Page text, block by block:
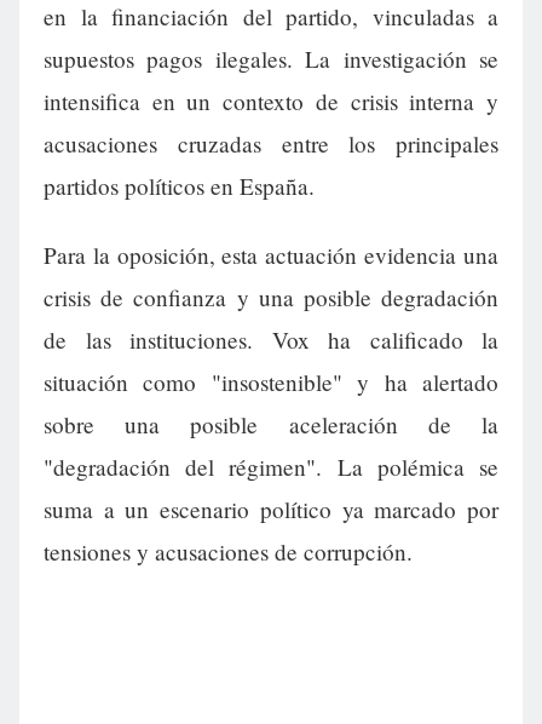
en la financiación del partido, vinculadas a
supuestos pagos ilegales. La investigación se
intensifica en un contexto de crisis interna y
acusaciones cruzadas entre los principales
partidos políticos en España.
Para la oposición, esta actuación evidencia una
crisis de confianza y una posible degradación
de las instituciones. Vox ha calificado la
situación como "insostenible" y ha alertado
sobre una posible aceleración de la
"degradación del régimen". La polémica se
suma a un escenario político ya marcado por
tensiones y acusaciones de corrupción.